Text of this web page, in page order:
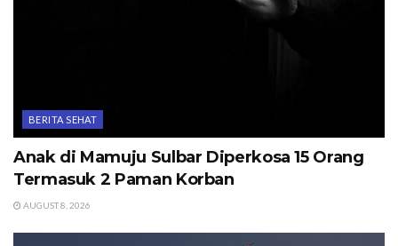
BERITA SEHAT
Anak di Mamuju Sulbar Diperkosa 15 Orang
Termasuk 2 Paman Korban
AUGUST 8, 2026